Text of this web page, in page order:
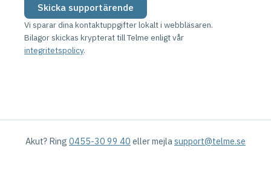
Skicka supportärende
Vi sparar dina kontaktuppgifter lokalt i webbläsaren.
Bilagor skickas krypterat till Telme enligt vår
integritetspolicy.
Akut? Ring 0455-30 99 40 eller mejlasupport@telme.se